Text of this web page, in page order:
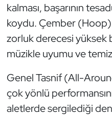
kalması, başarının
koydu. Çember
zorluk derecesi yüksek
müzikle uyumu ve
Genel Tasnif (All-
çok yönlü
aletlerde sergilediği
Okçuluk
Optimist
Oryantiring
Özel Sporcular